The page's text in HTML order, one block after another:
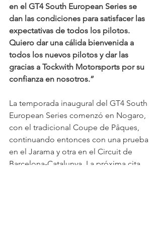
en el GT4 South European Series se
dan las condiciones para satisfacer las
expectativas de todos los pilotos.
Quiero dar una cálida bienvenida a
todos los nuevos pilotos y dar las
gracias a Tockwith Motorsports por su
confianza en nosotros.”
La temporada inaugural del GT4 South
European Series comenzó en Nogaro,
con el tradicional Coupe de Pâques,
continuando entonces con una prueba
en el Jarama y otra en el Circuit de
Barcelona-Catalunya. La próxima cita